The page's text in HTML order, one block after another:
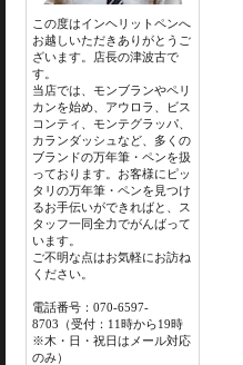
この度はインヘリットペンへ
お越しいただきありがとうご
ざいます。店長の津波古で
す。
当店では、モンブランやペリ
カンを始め、アウロラ、ビス
コンティ、モンテグラッパ、
カランダッシュなど、多くの
ブランドの万年筆・ペンを扱
っております。お客様にピッ
タリの万年筆・ペンを見つけ
るお手伝いができればと、ス
タッフ一同全力でがんばって
います。
ご不明な点はお気軽にお訪ね
ください。
電話番号：070-6597-
8703（受付：11時から19時
※木・日・祝日はメール対応
のみ）